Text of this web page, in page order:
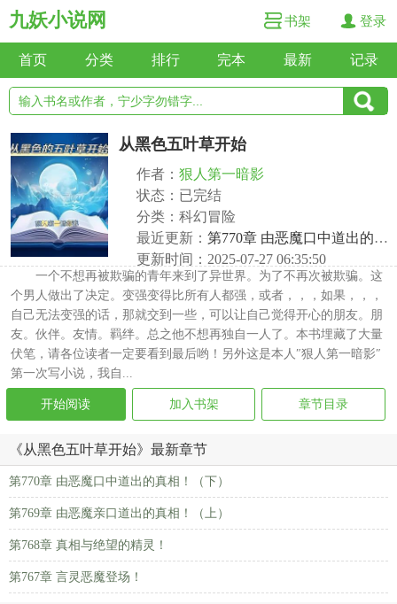
九妖小说网 书架 登录
首页 分类 排行 完本 最新 记录
从黑色五叶草开始
作者： 狠人第一暗影
状态：已完结
分类：科幻冒险
最近更新： 第770章 由恶魔口中道出的真相！（下）
更新时间：2025-07-27 06:35:50
一个不想再被欺骗的青年来到了异世界。为了不再次被欺骗。这
个男人做出了决定。变强变得比所有人都强，或者，，，如果，，，
自己无法变强的话，那就交到一些，可以让自己觉得开心的朋友。朋
友。伙伴。友情。羁绊。总之他不想再独自一人了。本书埋藏了大量
伏笔，请各位读者一定要看到最后哟！另外这是本人″狠人第一暗影″
第一次写小说，我自...
开始阅读 加入书架 章节目录
《从黑色五叶草开始》最新章节
第770章 由恶魔口中道出的真相！（下）
第769章 由恶魔亲口道出的真相！（上）
第768章 真相与绝望的精灵！
第767章 言灵恶魔登场！